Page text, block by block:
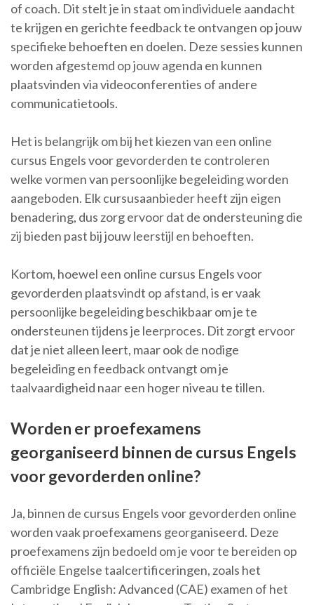
of coach. Dit stelt je in staat om individuele aandacht
te krijgen en gerichte feedback te ontvangen op jouw
specifieke behoeften en doelen. Deze sessies kunnen
worden afgestemd op jouw agenda en kunnen
plaatsvinden via videoconferenties of andere
communicatietools.
Het is belangrijk om bij het kiezen van een online
cursus Engels voor gevorderden te controleren
welke vormen van persoonlijke begeleiding worden
aangeboden. Elk cursusaanbieder heeft zijn eigen
benadering, dus zorg ervoor dat de ondersteuning die
zij bieden past bij jouw leerstijl en behoeften.
Kortom, hoewel een online cursus Engels voor
gevorderden plaatsvindt op afstand, is er vaak
persoonlijke begeleiding beschikbaar om je te
ondersteunen tijdens je leerproces. Dit zorgt ervoor
dat je niet alleen leert, maar ook de nodige
begeleiding en feedback ontvangt om je
taalvaardigheid naar een hoger niveau te tillen.
Worden er proefexamens
georganiseerd binnen de cursus Engels
voor gevorderden online?
Ja, binnen de cursus Engels voor gevorderden online
worden vaak proefexamens georganiseerd. Deze
proefexamens zijn bedoeld om je voor te bereiden op
officiële Engelse taalcertificeringen, zoals het
Cambridge English: Advanced (CAE) examen of het